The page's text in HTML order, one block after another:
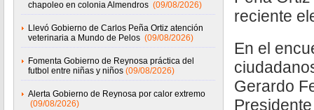
chapoleo en colonia Almendros (09/08/2026)
Llevó Gobierno de Carlos Peña Ortiz atención
veterinaria a Mundo de Pelos (09/08/2026)
Fomenta Gobierno de Reynosa práctica del
futbol entre niñas y niños (09/08/2026)
Alerta Gobierno de Reynosa por calor extremo
(09/08/2026)
reciente
En el
Gerardo